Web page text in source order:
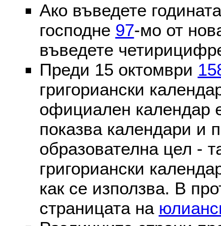
Ако въведете
господне 97-мо от
въведете
Преди 15 октомври
григориански
официален календар
показва календари и
образователна цел -
григориански
как се използва. В
страницата на